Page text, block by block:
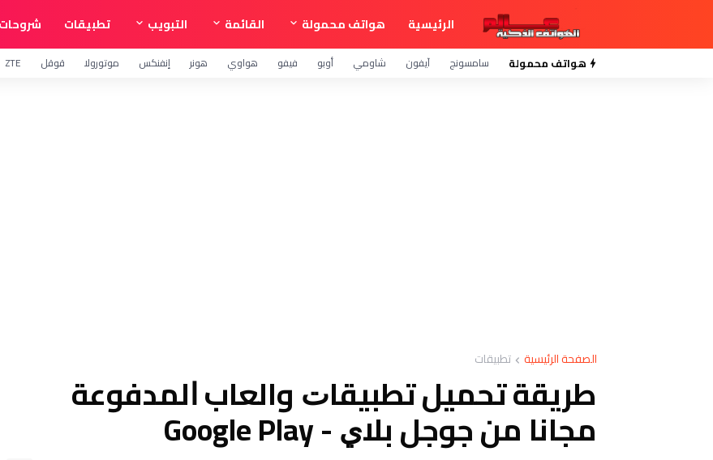
الرئيسية هواتف محمولة القائمة التبويب تطبيقات شروحات
هواتف محمولة سامسونج آيفون شاومي أوبو فيفو هواوي هونر إنفنكس موتورولا قوقل ZTE
الصفحة الرئيسية تطبيقات
ﻃﺮﻳﻘﺔ ﺗﺤﻤﻴﻞ ﺗﻄﺒﻴﻘﺎﺕ والعاب ﺍﻟﻤﺪﻓﻮﻋﺔ
ﻣﺠﺎﻧﺎ من ﺟﻮﺟﻞ ﺑﻼﻱ - Google Play